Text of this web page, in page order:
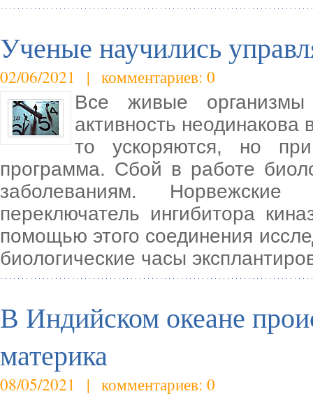
Ученые научились
02/06/2021 | комментариев: 0
Все живые
активность неодинакова
то ускоряются, но
программа. Сбой в работе
заболеваниям.
переключатель ингибитора
помощью этого соединения
биологические часы
В Индийском океане
материка
08/05/2021 | комментариев: 0